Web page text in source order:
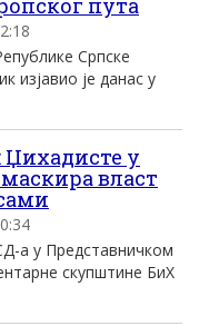
пута
Српске
изјавио је данас у
у
власт
а у Представничком
скупштине БиХ